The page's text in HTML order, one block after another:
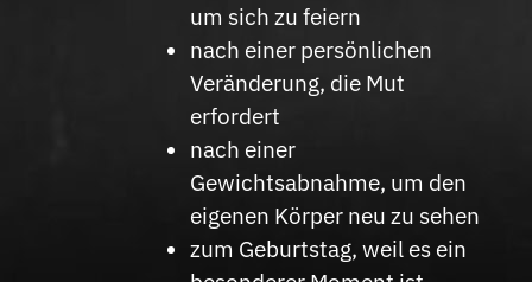
um sich zu feiern
nach einer persönlichen
Veränderung, die Mut
erfordert
nach einer
Gewichtsabnahme, um den
eigenen Körper neu zu sehen
zum Geburtstag, weil es ein